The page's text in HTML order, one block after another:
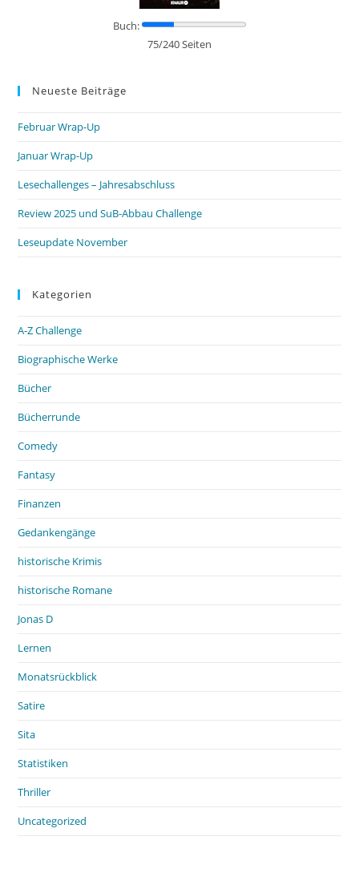
Buch:
75/240 Seiten
Neueste Beiträge
Februar Wrap-Up
Januar Wrap-Up
Lesechallenges – Jahresabschluss
Review 2025 und SuB-Abbau Challenge
Leseupdate November
Kategorien
A-Z Challenge
Biographische Werke
Bücher
Bücherrunde
Comedy
Fantasy
Finanzen
Gedankengänge
historische Krimis
historische Romane
Jonas D
Lernen
Monatsrückblick
Satire
Sita
Statistiken
Thriller
Uncategorized